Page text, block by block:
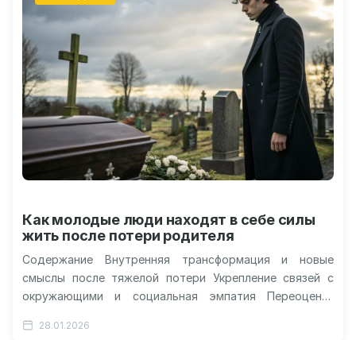
Как молодые люди находят в себе силы
жить после потери родителя
Содержание Внутренняя трансформация и новые
смыслы после тяжелой потери Укрепление связей с
окружающими и социальная эмпатия Переоценка
взгляд на…
28.01.2026